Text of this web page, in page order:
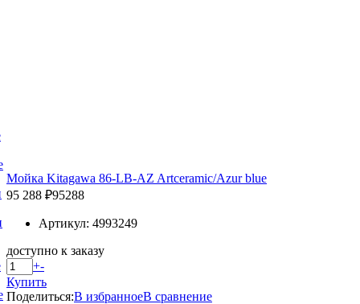
Мойка Kitagawa 86-LB-AZ Artceramic/Azur blue
95 288 ₽95288
Артикул: 4993249
доступно к заказу
+-
Купить
Поделиться:В избранноеВ сравнение